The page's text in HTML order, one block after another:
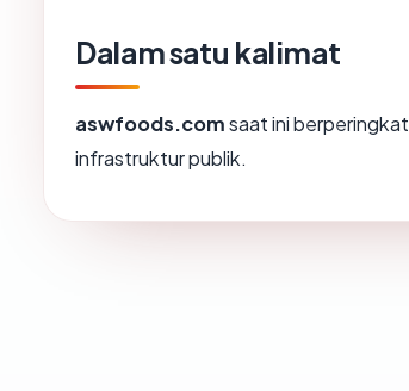
Dalam satu kalimat
aswfoods.comsaat ini berperingkat
infrastruktur publik.